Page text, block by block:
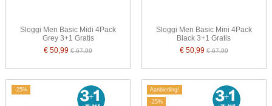
Sloggi Men Basic Midi 4Pack
Grey 3+1 Gratis
€ 50,99€ 67,99
Sloggi Men Basic Mini 4Pack
Black 3+1 Gratis
€ 50,99€ 67,99
-25%
Aanbieding!
-25%